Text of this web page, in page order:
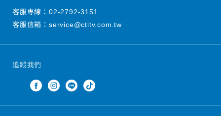
追蹤我們
客服專線： 02-2792-3151
客服信箱： service@ctitv.com.tw